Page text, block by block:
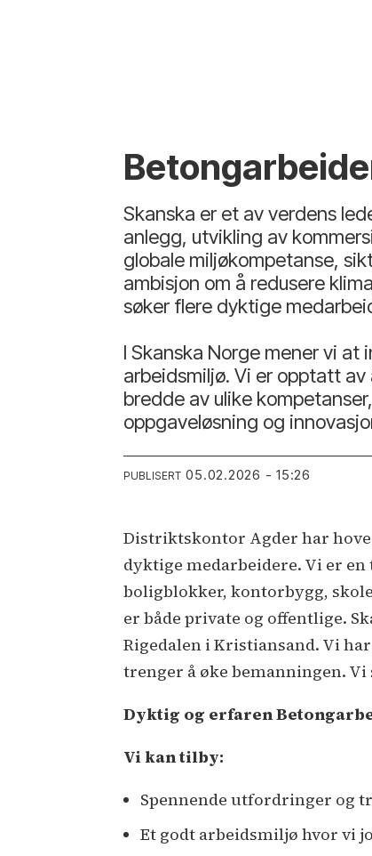
Skanska er et av verdens
anlegg, utvikling av
globale miljøkompetanse,
ambisjon om å redusere
søker flere dyktige
I Skanska Norge mener vi
arbeidsmiljø. Vi er opptatt
bredde av ulike
oppgaveløsning og
PUBLISERT 05.02.2026 - 15:26
Distriktskontor Agder har
dyktige medarbeidere. Vi er
boligblokker, kontorbygg,
er både private og offentlige.
Rigedalen i Kristiansand. Vi
trenger å øke bemanningen. Vi
Dyktig og erfaren
Vi kan tilby:
Spennende utfordringer og
Et godt arbeidsmiljø hvor vi